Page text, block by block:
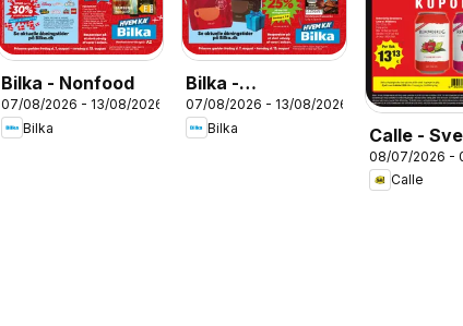
Bilka - Nonfood
07/08/2026 - 13/08/2026
Bilka
Bilka -
Tilbudsavis uge
33
07/08/2026 - 13/08/2026
Bilka
Calle -
08/07/2026 -
Calle